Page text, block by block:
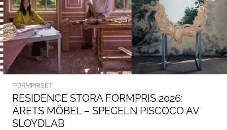
FORMPRISET
RESIDENCE STORA FORMPRIS 2026:
ÅRETS MÖBEL – SPEGELN PISCOCO AV
SLOYDLAB